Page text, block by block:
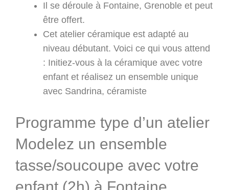
Il se déroule à Fontaine, Grenoble et peut
être offert.
Cet atelier céramique est adapté au
niveau débutant. Voici ce qui vous attend
: Initiez-vous à la céramique avec votre
enfant et réalisez un ensemble unique
avec Sandrina, céramiste
Programme type d’un atelier
Modelez un ensemble
tasse/soucoupe avec votre